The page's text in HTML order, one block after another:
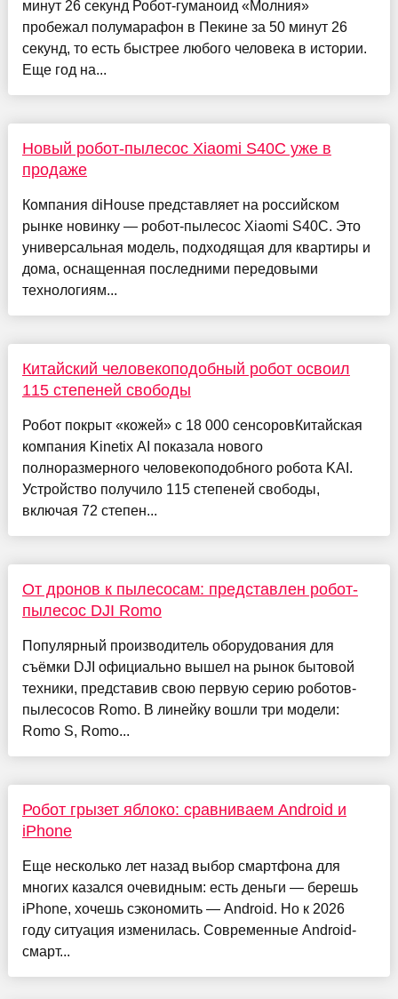
минут 26 секунд Робот-гуманоид «Молния»
пробежал полумарафон в Пекине за 50 минут 26
секунд, то есть быстрее любого человека в истории.
Еще год на...
Новый робот-пылесос Xiaomi S40C уже в
продаже
Компания diHouse представляет на российском
рынке новинку — робот-пылесос Xiaomi S40C. Это
универсальная модель, подходящая для квартиры и
дома, оснащенная последними передовыми
технологиям...
Китайский человекоподобный робот освоил
115 степеней свободы
Робот покрыт «кожей» с 18 000 сенсоровКитайская
компания Kinetix AI показала нового
полноразмерного человекоподобного робота KAI.
Устройство получило 115 степеней свободы,
включая 72 степен...
От дронов к пылесосам: представлен робот-
пылесос DJI Romo
Популярный производитель оборудования для
съёмки DJI официально вышел на рынок бытовой
техники, представив свою первую серию роботов-
пылесосов Romo. В линейку вошли три модели:
Romo S, Romo...
Робот грызет яблоко: сравниваем Android и
iPhone
Еще несколько лет назад выбор смартфона для
многих казался очевидным: есть деньги — берешь
iPhone, хочешь сэкономить — Android. Но к 2026
году ситуация изменилась. Современные Android-
смарт...